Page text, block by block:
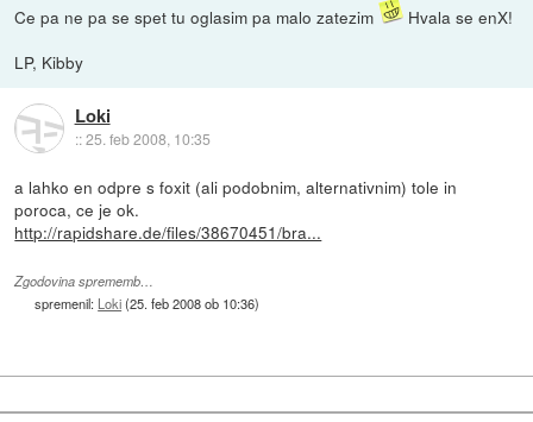
Ce pa ne pa se spet tu oglasim pa malo zatezim
Hvala se enX!
LP, Kibby
Loki
::25. feb 2008, 10:35
a lahko en odpre s foxit (ali podobnim, alternativnim) tole in
poroca, ce je ok.
http://rapidshare.de/files/38670451/bra...
Zgodovina sprememb…
spremenil: Loki(25. feb 2008 ob 10:36)